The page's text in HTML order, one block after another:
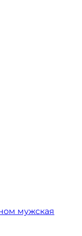
мужская